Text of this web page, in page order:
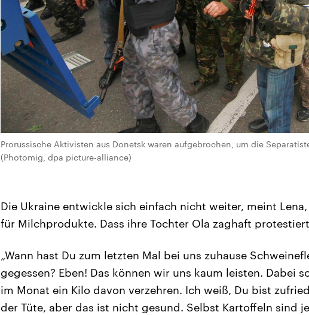
Prorussische Aktivisten aus Donetsk waren aufgebrochen, um die
(Photomig, dpa picture-alliance)
Die Ukraine entwickle sich einfach nicht weiter, meint
für Milchprodukte. Dass ihre Tochter Ola zaghaft
„Wann hast Du zum letzten Mal bei uns zuhause
gegessen? Eben! Das können wir uns kaum leisten. Dabei
im Monat ein Kilo davon verzehren. Ich weiß, Du bist
der Tüte, aber das ist nicht gesund. Selbst Kartoffeln sind